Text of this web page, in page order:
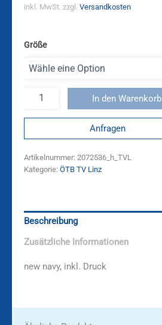
inkl. MwSt. zzgl. Versandkosten
Größe
In den Warenkorb
Anfragen
Artikelnummer: 2072536_h_TVL
Kategorie: ÖTB TV Linz
Beschreibung
Zusätzliche Informationen
new navy, inkl. Druck